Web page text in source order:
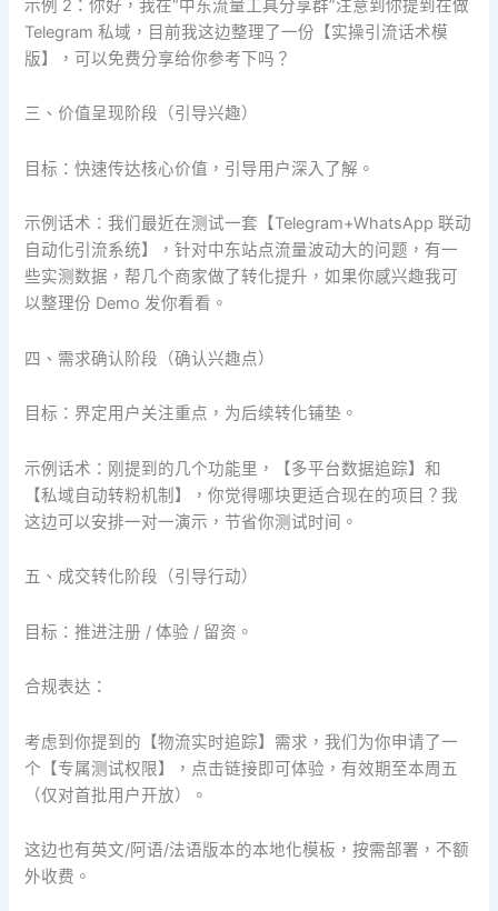
示例 2：你好，我在“中东流量工具分享群”注意到你提到在做
Telegram 私域，目前我这边整理了一份【实操引流话术模
版】，可以免费分享给你参考下吗？
三、价值呈现阶段（引导兴趣）
目标：快速传达核心价值，引导用户深入了解。
示例话术：我们最近在测试一套【Telegram+WhatsApp 联动
自动化引流系统】，针对中东站点流量波动大的问题，有一
些实测数据，帮几个商家做了转化提升，如果你感兴趣我可
以整理份 Demo 发你看看。
四、需求确认阶段（确认兴趣点）
目标：界定用户关注重点，为后续转化铺垫。
示例话术：刚提到的几个功能里，【多平台数据追踪】和
【私域自动转粉机制】，你觉得哪块更适合现在的项目？我
这边可以安排一对一演示，节省你测试时间。
五、成交转化阶段（引导行动）
目标：推进注册 / 体验 / 留资。
合规表达：
考虑到你提到的【物流实时追踪】需求，我们为你申请了一
个【专属测试权限】，点击链接即可体验，有效期至本周五
（仅对首批用户开放）。
这边也有英文/阿语/法语版本的本地化模板，按需部署，不额
外收费。